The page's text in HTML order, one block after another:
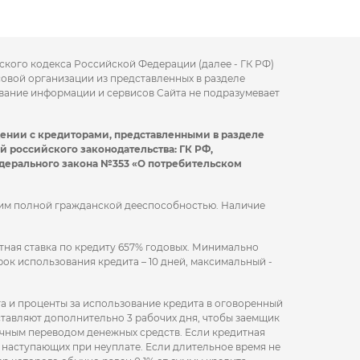
кодекса Российской Федерации (далее - ГК РФ)
организации из представленных в разделе
информации и сервисов Сайта не подразумевает
с кредиторами, представленными в разделе
российского законодательства: ГК РФ,
закона №353 «О потребительском
полной гражданской дееспособностью. Наличие
ставка по кредиту 657% годовых. Минимально
использования кредита – 10 дней, максимальный -
и проценты за использование кредита в оговоренный
дополнительно 3 рабочих дня, чтобы заемщик
переводом денежных средств. Если кредитная
при неуплате. Если длительное время не